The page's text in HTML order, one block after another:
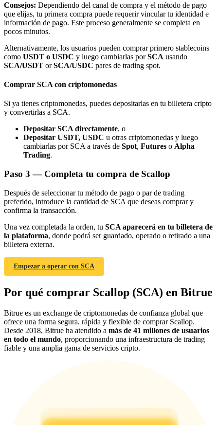
Afiliados de Bitrue
¡Hasta un 65% de comisiones!
Invita a un amigo para recibir recompensas en efectivo
Deposit CASHCAT & Win
Deposit CASHCAT & Win
Share 500000 CASHCAT prize pool
Consejos: Dependiendo del canal de compra y el método de pago
que elijas, tu primera compra puede requerir vincular tu identidad e
información de pago. Este proceso generalmente se completa en
pocos minutos.
Alternativamente, los usuarios pueden comprar primero stablecoins
como USDT o USDC y luego cambiarlas porSCA usando
SCA/USDT orSCA/USDC pares de trading spot.
Comprar SCA con criptomonedas
Si ya tienes criptomonedas, puedes depositarlas en tu billetera cripto
y convertirlas a SCA.
Depositar SCA directamente, o
Depositar USDT, USDC u otras criptomonedas y luego
cambiarlas por SCA a través de Spot, Futures o Alpha
Trading.
Paso 3 — Completa tu compra de Scallop
Después de seleccionar tu método de pago o par de trading
preferido, introduce la cantidad de SCA que deseas comprar y
confirma la transacción.
Una vez completada la orden, tu SCA aparecerá en tu billetera de
la plataforma, donde podrá ser guardado, operado o retirado a una
billetera externa.
Empezar a operar con SCA
Por qué comprar Scallop (SCA) en Bitrue
Bitrue es un exchange de criptomonedas de confianza global que
ofrece una forma segura, rápida y flexible de comprar Scallop.
Desde 2018, Bitrue ha atendido a más de 41 millones de usuarios
en todo el mundo, proporcionando una infraestructura de trading
fiable y una amplia gama de servicios cripto.